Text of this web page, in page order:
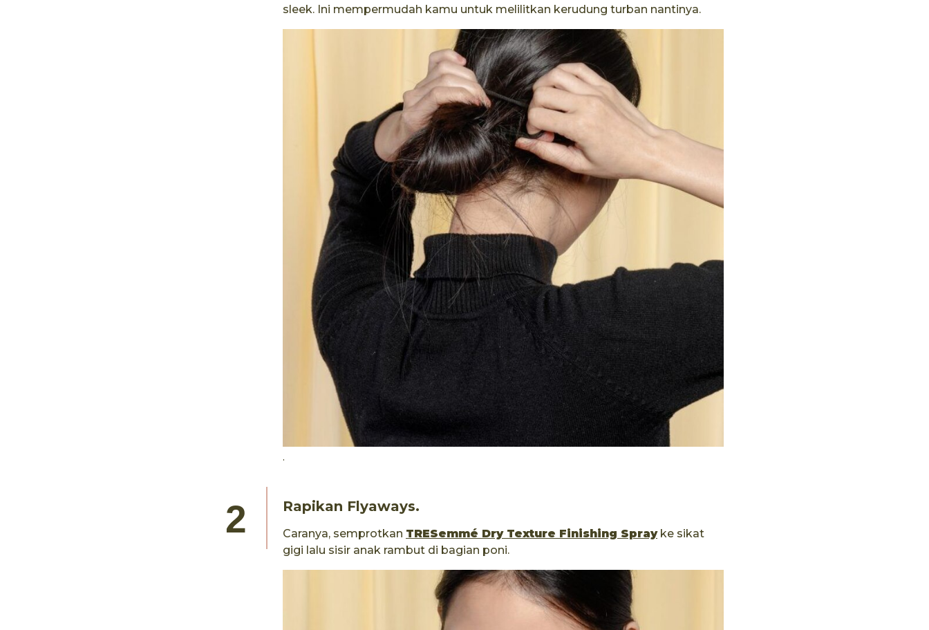
sleek. Ini mempermudah kamu untuk melilitkan kerudung turban nantinya.
.
Rapikan Flyaways.
Caranya, semprotkan TRESemmé Dry Texture Finishing Sprayke sikat
gigi lalu sisir anak rambut di bagian poni.​